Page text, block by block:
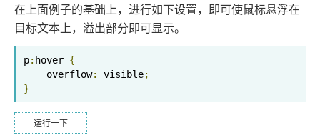
在上面例子的基础上，进行如下设置，即可使鼠标悬浮在
目标文本上，溢出部分即可显示。
p: hover {
    overflow
: visible;
}
运行一下